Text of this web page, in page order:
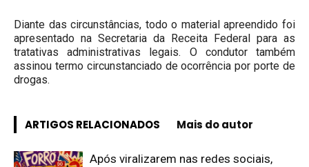
Diante das circunstâncias, todo o material apreendido foi
apresentado na Secretaria da Receita Federal para as
tratativas administrativas legais. O condutor também
assinou termo circunstanciado de ocorrência por porte de
drogas.
ARTIGOS RELACIONADOS Mais do autor
Após viralizarem nas redes sociais,